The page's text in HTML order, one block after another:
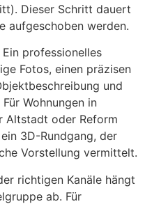
Dieser Schritt dauert
aufgeschoben werden.
Ein professionelles
Fotos, einen präzisen
und
Wohnungen in
Altstadt oder Reform
3D-Rundgang, der
Vorstellung vermittelt.
richtigen Kanäle hängt
ab. Für